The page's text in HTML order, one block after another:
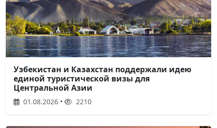
Узбекистан и Казахстан поддержали идею
единой туристической визы для
Центральной Азии
01.08.2026 • 2210